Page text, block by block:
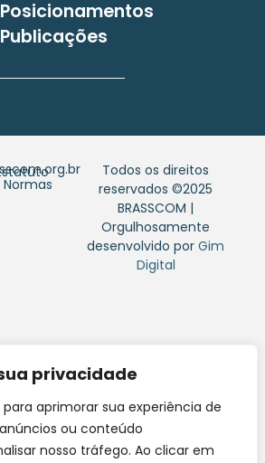
privacidade
aprimorar sua experiência de
ou conteúdo
nosso tráfego. Ao clicar em
Posicionamentos
Publicações
Todos os direitos
reservados ©2025
BRASSCOM |
Orgulhosamente
desenvolvido porGim
Digital
Normas